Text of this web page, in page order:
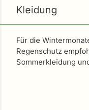
Kleidung
Für die
Regenschutz
Sommerkleidung